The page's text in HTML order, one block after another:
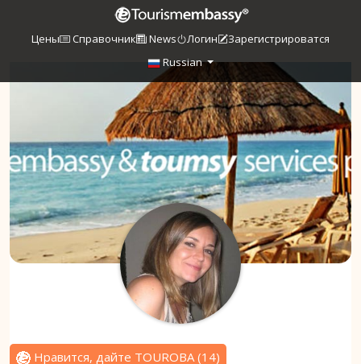
Цены Справочник News Логин
Зарегистрироватся
Russian
Нравится, дайте TOUROBA(14)